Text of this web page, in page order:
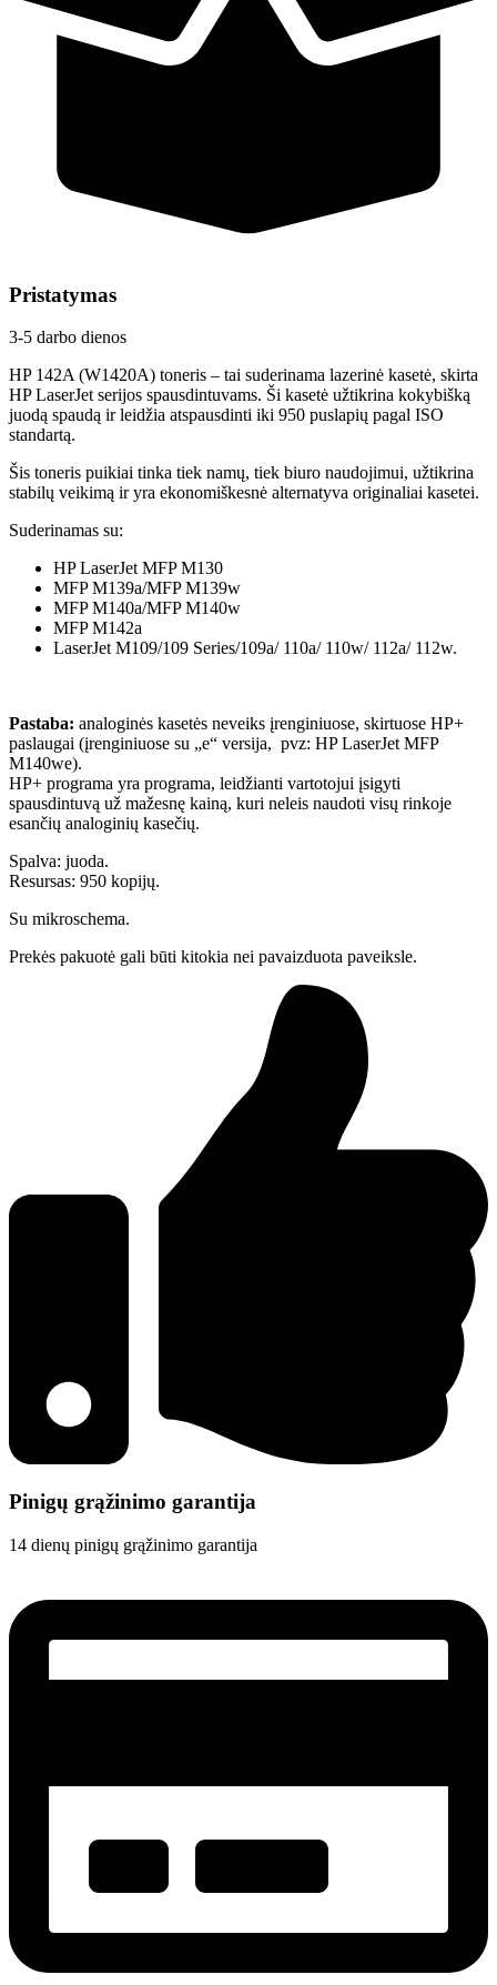
Pristatymas
3-5 darbo dienos
HP 142A (W1420A) toneris – tai suderinama lazerinė kasetė, skirta
HP LaserJet serijos spausdintuvams. Ši kasetė užtikrina kokybišką
juodą spaudą ir leidžia atspausdinti iki 950 puslapių pagal ISO
standartą.
Šis toneris puikiai tinka tiek namų, tiek biuro naudojimui, užtikrina
stabilų veikimą ir yra ekonomiškesnė alternatyva originaliai kasetei.
Suderinamas su:
HP LaserJet MFP M130
MFP M139a/MFP M139w
MFP M140a/MFP M140w
MFP M142a
LaserJet M109/109 Series/109a/ 110a/ 110w/ 112a/ 112w.
Pastaba: analoginės kasetės neveiks įrenginiuose, skirtuose HP+
paslaugai (įrenginiuose su „e“ versija, pvz: HP LaserJet MFP
M140we).
HP+ programa yra programa, leidžianti vartotojui įsigyti
spausdintuvą už mažesnę kainą, kuri neleis naudoti visų rinkoje
esančių analoginių kasečių.
Spalva: juoda.
Resursas: 950 kopijų.
Su mikroschema.
Prekės pakuotė gali būti kitokia nei pavaizduota paveiksle.
Pinigų grąžinimo garantija
14 dienų pinigų grąžinimo garantija